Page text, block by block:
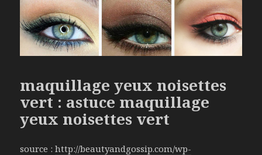
maquillage yeux noisettes
vert : astuce maquillage
yeux noisettes vert
source :http://beautyandgossip.com/wp-